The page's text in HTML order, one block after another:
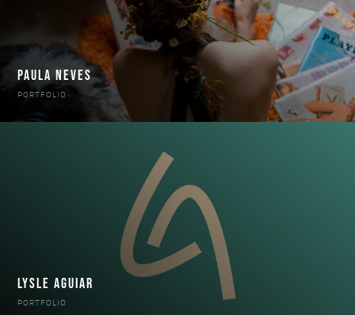
PAULA NEVES
PORTFOLIO
LYSLE AGUIAR
PORTFOLIO